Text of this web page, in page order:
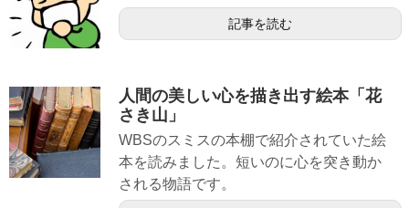
記事を読む
人間の美しい心を描き出す絵本「花
さき山」
WBSのスミスの本棚で紹介されていた絵
本を読みました。短いのに心を突き動か
される物語です。